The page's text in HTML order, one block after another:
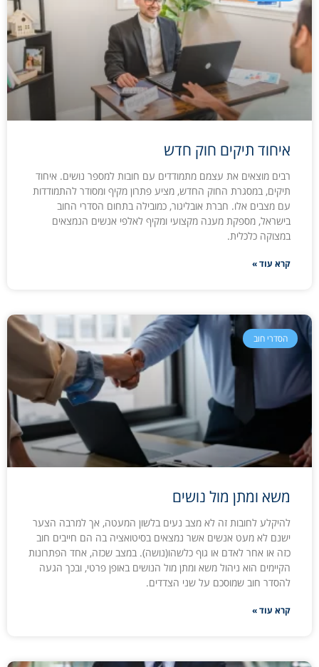
איחוד תיקים חוק חדש
רבים מוצאים את עצמם מתמודדים עם חובות למספר נושים. איחוד
תיקים, במסגרת החוק החדש, מציע פתרון מקיף ומסודר להתמודדות
עם מצבים אלו. חברת אובליגור, כמובילה בתחום הסדרי החוב
בישראל, מספקת מענה מקצועי ומקיף לאלפי אנשים הנמצאים
במצוקה כלכלית.
קרא עוד »
הסדרי חוב
משא ומתן מול נושים
להיקלע לחובות זה לא מצב נעים בלשון המעטה, אך למרבה הצער
ישנם לא מעט אנשים אשר נמצאים בסיטואציה בה הם חייבים חוב
כזה או אחר לאדם או גוף כלשהו(נושה). במצב שכזה, אחד הפתרונות
הקיימים הוא ניהול משא ומתן מול הנושים באופן פרטי, ובכך הגעה
להסדר חוב שמוסכם על שני הצדדים.
קרא עוד »